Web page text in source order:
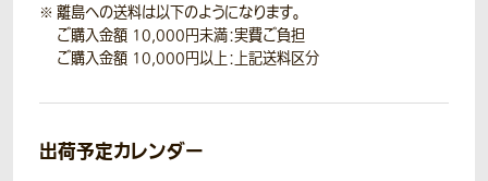
離島への送料は以下のようになります。
ご購入金額 10,000円未満：実費ご負担
ご購入金額 10,000円以上：上記送料区分
出荷予定カレンダー